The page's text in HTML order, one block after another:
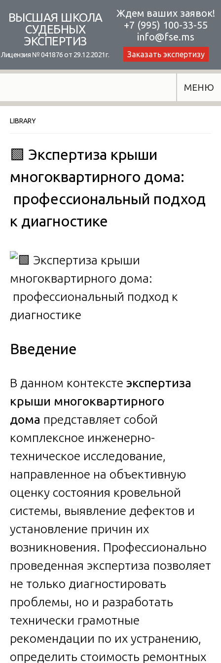
content
ВЫСШАЯ ШКОЛА
СУДЕБНЫХ
ЭКСПЕРТИЗ
Лицензия № 041876 от 29.12.2021г.
Ждем ваших заявок!
+7 (995) 100-33-55
info@fse.ms
Заказать экспертизу
МЕНЮ
LIBRARY
🟩 Экспертиза крыши
многоквартирного дома:
профессиональный подход
к диагностике
Введение
В данном контексте экспертиза
крыши многоквартирного
дома представляет собой
комплексное инженерно-
техническое исследование,
направленное на объективную
оценку состояния кровельной
системы, выявление дефектов и
установление причин их
возникновения. Профессионально
проведенная экспертиза позволяет
не только диагностировать
проблемы, но и разработать
технически грамотные
рекомендации по их устранению,
определить стоимость ремонтных